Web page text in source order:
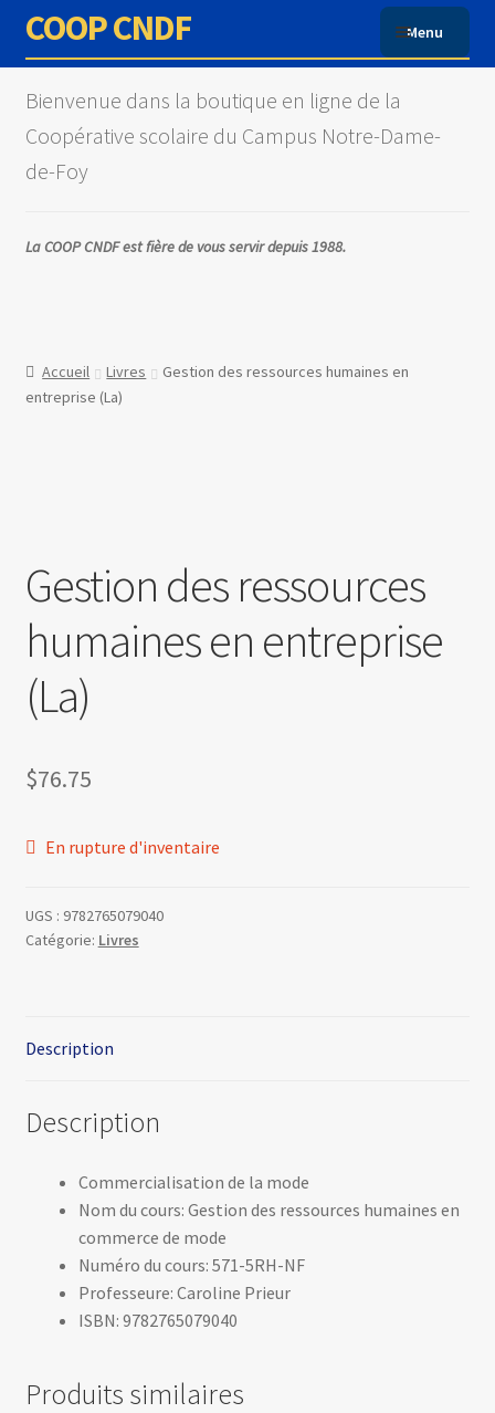
COOP CNDF Menu
À propos
Mon compte
Bienvenue dans la boutique en ligne de la
Coopérative scolaire du Campus Notre-Dame-
de-Foy
La COOP CNDF est fière de vous servir depuis 1988.
Accueil Livres
Gestion des ressources humaines en
entreprise (La)
Gestion des ressources
humaines en entreprise
(La)
$76.75
En rupture d'inventaire
UGS : 9782765079040
Catégorie: Livres
Description
Description
Commercialisation de la mode
Nom du cours: Gestion des ressources humaines en
commerce de mode
Numéro du cours: 571-5RH-NF
Professeure: Caroline Prieur
ISBN: 9782765079040
Produits similaires